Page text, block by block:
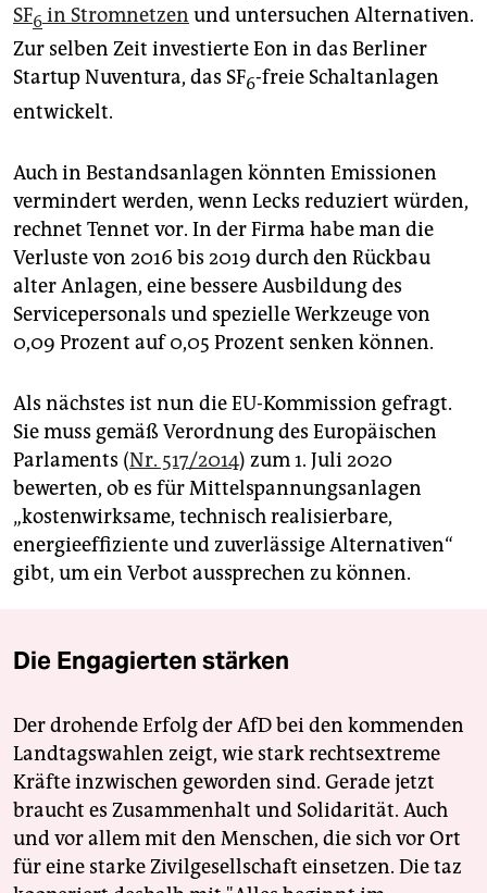
SF6 in Stromnetzen und untersuchen Alternativen.
Zur selben Zeit investierte Eon in das Berliner
Startup Nuventura, das SF6-freie Schaltanlagen
entwickelt.
Auch in Bestandsanlagen könnten Emissionen
vermindert werden, wenn Lecks reduziert würden,
rechnet Tennet vor. In der Firma habe man die
Verluste von 2016 bis 2019 durch den Rückbau
alter Anlagen, eine bessere Ausbildung des
Servicepersonals und spezielle Werkzeuge von
0,09 Prozent auf 0,05 Prozent senken können.
Als nächstes ist nun die EU-Kommission gefragt.
Sie muss gemäß Verordnung des Europäischen
Parlaments (Nr. 517/2014) zum 1. Juli 2020
bewerten, ob es für Mittelspannungsanlagen
„kostenwirksame, technisch realisierbare,
energieeffiziente und zuverlässige Alternativen“
gibt, um ein Verbot aussprechen zu können.
Die Engagierten stärken
Der drohende Erfolg der AfD bei den kommenden
Landtagswahlen zeigt, wie stark rechtsextreme
Kräfte inzwischen geworden sind. Gerade jetzt
braucht es Zusammenhalt und Solidarität. Auch
und vor allem mit den Menschen, die sich vor Ort
für eine starke Zivilgesellschaft einsetzen. Die taz